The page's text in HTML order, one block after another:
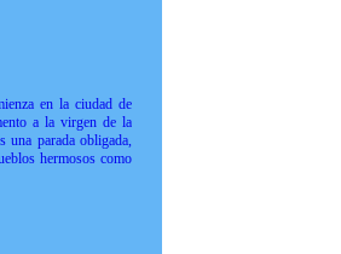
en la ciudad de
a la virgen de la
una parada obligada,
hermosos como